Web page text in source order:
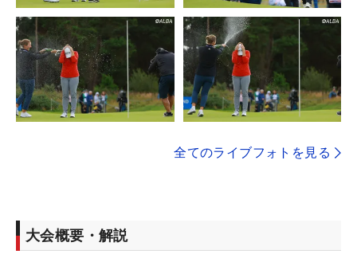
全てのライブフォトを見る
大会概要・解説